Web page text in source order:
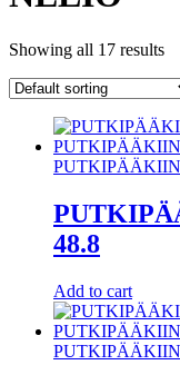
Showing all 17 results
48.8
Add to cart